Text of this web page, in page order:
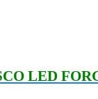
LED